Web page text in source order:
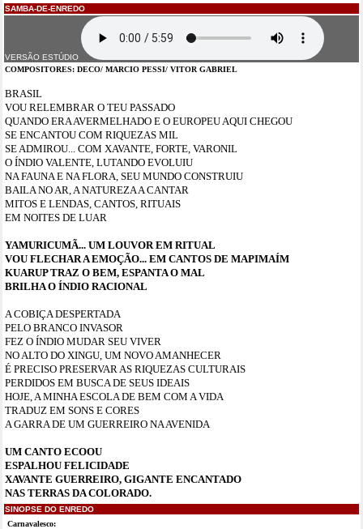
SAMBA-DE-ENREDO
VERSÃO ESTÚDIO
COMPOSITORES: DECO/ MARCIO PESSI/ VITOR GABRIEL
BRASIL
VOU RELEMBRAR O TEU PASSADO
QUANDO ERA AVERMELHADO E O EUROPEU AQUI CHEGOU
SE ENCANTOU COM RIQUEZAS MIL
SE ADMIROU... COM XAVANTE, FORTE, VARONIL
O ÍNDIO VALENTE, LUTANDO EVOLUIU
NA FAUNA E NA FLORA, SEU MUNDO CONSTRUIU
BAILA NO AR, A NATUREZA A CANTAR
MITOS E LENDAS, CANTOS, RITUAIS
EM NOITES DE LUAR
YAMURICUMÃ... UM LOUVOR EM RITUAL
VOU FLECHAR A EMOÇÃO... EM CANTOS DE MAPIMAÍM
KUARUP TRAZ O BEM, ESPANTA O MAL
BRILHA O ÍNDIO RACIONAL
A COBIÇA DESPERTADA
PELO BRANCO INVASOR
FEZ O ÍNDIO MUDAR SEU VIVER
NO ALTO DO XINGU, UM NOVO AMANHECER
É PRECISO PRESERVAR AS RIQUEZAS CULTURAIS
PERDIDOS EM BUSCA DE SEUS IDEAIS
HOJE, A MINHA ESCOLA DE BEM COM A VIDA
TRADUZ EM SONS E CORES
A GARRA DE UM GUERREIRO NA AVENIDA
UM CANTO ECOOU
ESPALHOU FELICIDADE
XAVANTE GUERREIRO, GIGANTE ENCANTADO
NAS TERRAS DA COLORADO.
SINOPSE DO ENREDO
Carnavalesco: